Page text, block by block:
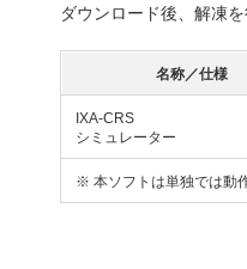
ダウンロード後、解凍
名称／仕様
IXA-CRS
シミュレーター
※ 本ソフトは単独では動